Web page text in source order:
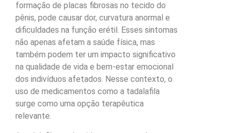
formação de placas fibrosas no tecido do
pênis, pode causar dor, curvatura anormal e
dificuldades na função erétil. Esses sintomas
não apenas afetam a saúde física, mas
também podem ter um impacto significativo
na qualidade de vida e bem-estar emocional
dos indivíduos afetados. Nesse contexto, o
uso de medicamentos como a tadalafila
surge como uma opção terapêutica
relevante.